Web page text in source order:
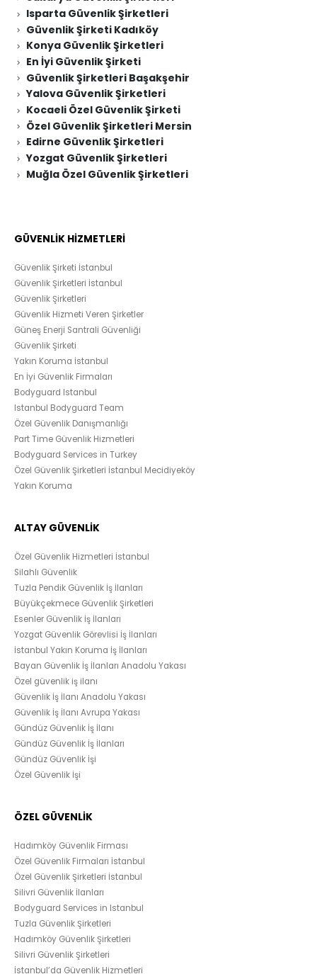
Isparta Güvenlik Şirketleri
Güvenlik Şirketi Kadıköy
Konya Güvenlik Şirketleri
En İyi Güvenlik Şirketi
Güvenlik Şirketleri Başakşehir
Yalova Güvenlik Şirketleri
Kocaeli Özel Güvenlik Şirketi
Özel Güvenlik Şirketleri Mersin
Edirne Güvenlik Şirketleri
Yozgat Güvenlik Şirketleri
Muğla Özel Güvenlik Şirketleri
GÜVENLİK HİZMETLERİ
Güvenlik Şirketi İstanbul
Güvenlik Şirketleri İstanbul
Güvenlik Şirketleri
Güvenlik Hizmeti Veren Şirketler
Güneş Enerji Santrali Güvenliği
Güvenlik Şirketi
Yakın Koruma İstanbul
En İyi Güvenlik Firmaları
Bodyguard Istanbul
Istanbul Bodyguard Team
Özel Güvenlik Danışmanlığı
Part Time Güvenlik Hizmetleri
Bodyguard Services in Turkey
Özel Güvenlik Şirketleri İstanbul Mecidiyeköy
Yakın Koruma
ALTAY GÜVENLİK
Özel Güvenlik Hizmetleri İstanbul
Silahlı Güvenlik
Tuzla Pendik Güvenlik İş İlanları
Büyükçekmece Güvenlik Şirketleri
Esenler Güvenlik İş İlanları
Yozgat Güvenlik Görevlisi İş İlanları
İstanbul Yakın Koruma İş İlanları
Bayan Güvenlik İş İlanları Anadolu Yakası
Özel güvenlik iş ilanı
Güvenlik İş İlanı Anadolu Yakası
Güvenlik İş İlanı Avrupa Yakası
Gündüz Güvenlik İş İlanı
Gündüz Güvenlik İş İlanları
Gündüz Güvenlik İşi
Özel Güvenlik İşi
ÖZEL GÜVENLİK
Hadımköy Güvenlik Firması
Özel Güvenlik Firmaları İstanbul
Özel Güvenlik Şirketleri İstanbul
Silivri Güvenlik İlanları
Bodyguard Services in Istanbul
Tuzla Güvenlik Şirketleri
Hadımköy Güvenlik Şirketleri
Silivri Güvenlik Şirketleri
İstanbul’da Güvenlik Hizmetleri